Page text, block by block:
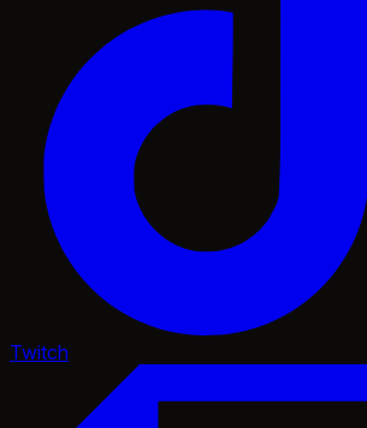
Twitch